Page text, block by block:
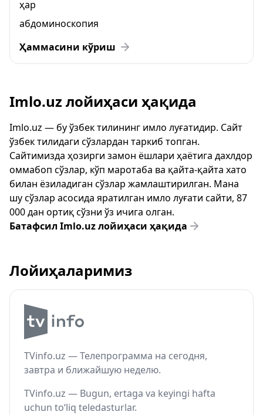
ҳар
абдоминоскопия
Ҳаммасини кўриш
Imlo.uz лойиҳаси ҳақида
Imlo.uz — бу ўзбек тилининг имло луғатидир. Сайт
ўзбек тилидаги сўзлардан таркиб топган.
Сайтимизда ҳозирги замон ёшлари ҳаётига дахлдор
оммабоп сўзлар, кўп маротаба ва қайта-қайта хато
билан ёзиладиган сўзлар жамлаштирилган. Мана
шу сўзлар асосида яратилган имло луғати сайти, 87
000 дан ортиқ сўзни ўз ичига олган.
Батафсил Imlo.uz лойиҳаси ҳақида
Лойиҳаларимиз
TVinfo.uz — Телепрограмма на сегодня,
завтра и ближайшую неделю.
TVinfo.uz — Bugun, ertaga va keyingi hafta
uchun to‘liq teledasturlar.